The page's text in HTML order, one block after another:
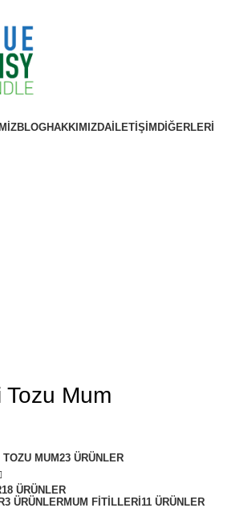
BLOGHAKKIMIZDA İLETIŞIM DIĞERLERI
Mum
TOZU MUM23 ÜRÜNLER
18 ÜRÜNLER
3 ÜRÜNLERMUM FITILLERI 11 ÜRÜNLER